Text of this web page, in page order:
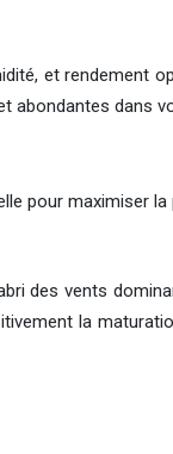
et rendement
abondantes dans
pour maximiser la
des vents
la